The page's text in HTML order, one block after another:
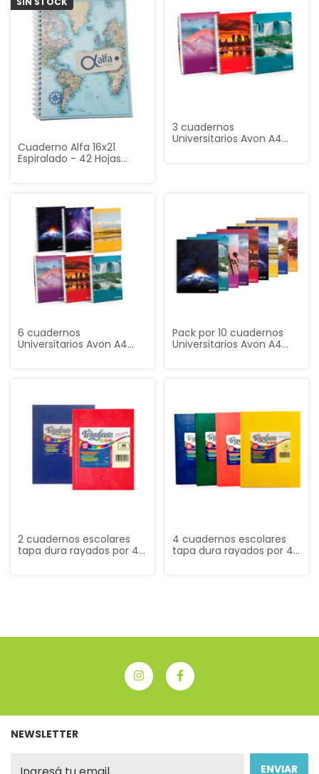
Cuaderno Alfa 16x21
Espiralado - 42 Hojas
3 cuadernos
Universitarios Avon A4
6 cuadernos
Universitarios Avon A4
Pack por 10 cuadernos
Universitarios Avon A4
2 cuadernos escolares
tapa dura rayados por 48
4 cuadernos escolares
tapa dura rayados por 48
NEWSLETTER